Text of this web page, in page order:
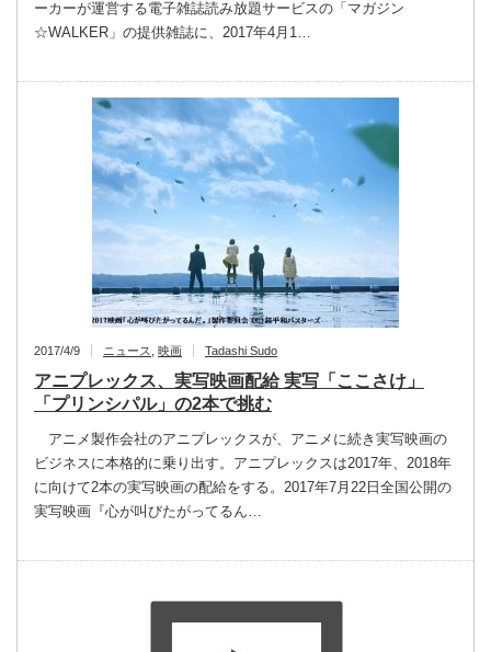
ーカーが運営する電子雑誌読み放題サービスの「マガジン
☆WALKER」の提供雑誌に、2017年4月1…
2017/4/9 ニュース 映画 Tadashi Sudo
アニプレックス、実写映画配給 実写「ここさけ」
「プリンシパル」の2本で挑む
アニメ製作会社のアニプレックスが、アニメに続き実写映画の
ビジネスに本格的に乗り出す。アニプレックスは2017年、2018年
に向けて2本の実写映画の配給をする。2017年7月22日全国公開の
実写映画『心が叫びたがってるん…